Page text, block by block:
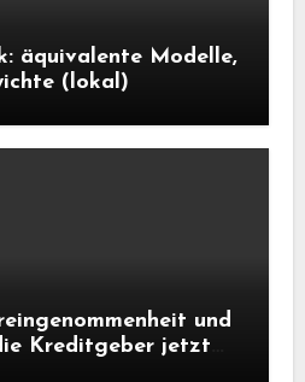
äquivalente Modelle,
(lokal)
und
Kreditgeber jetzt